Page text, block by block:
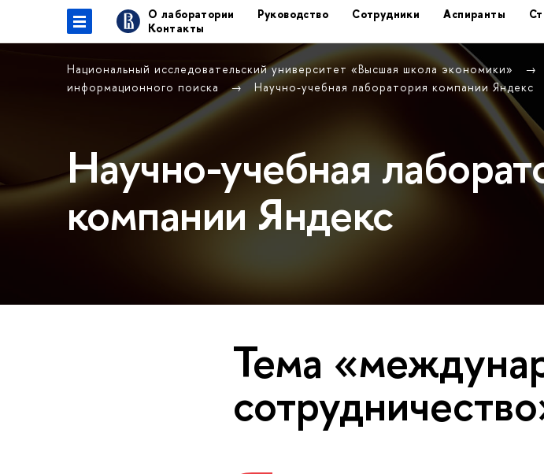
О лаборатории Руководство Сотрудники Аспиранты
Контакты
Национальный исследовательский университет «Высшая школа экономики»
информационного поиска
Научно-учебная лаборатория компании Яндекс
Научно-учебная
компании Яндекс
Тема